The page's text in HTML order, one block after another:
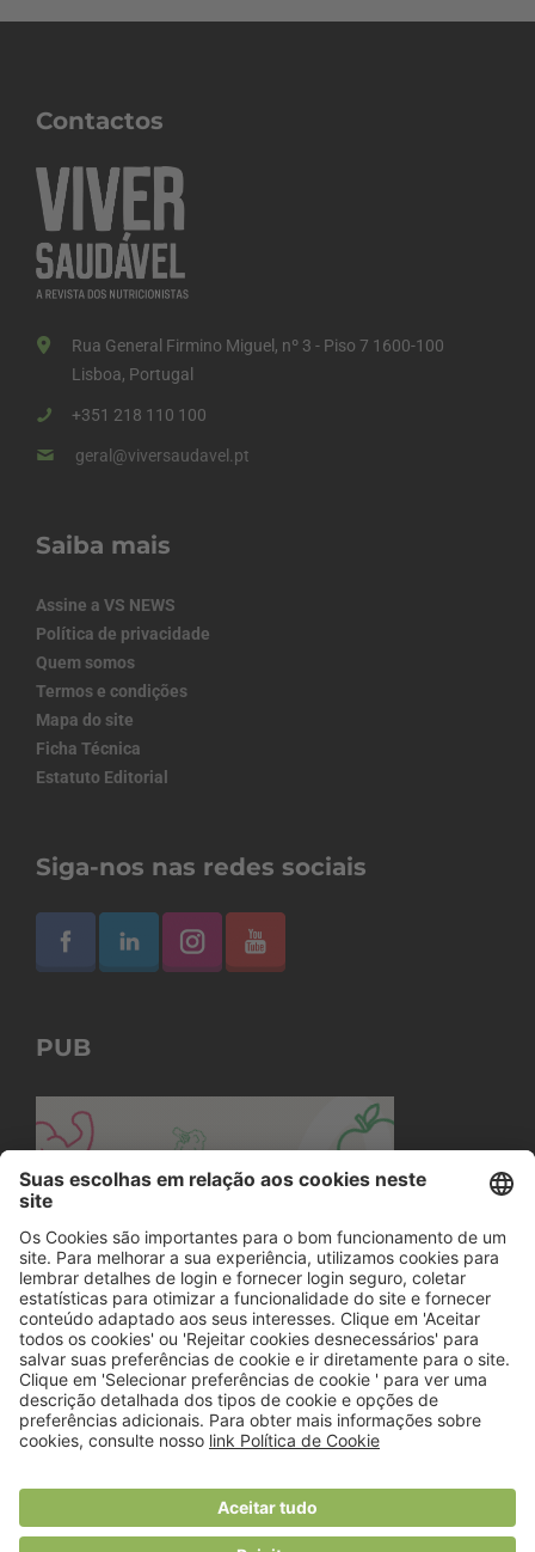
Contactos
Rua General Firmino Miguel, nº 3 - Piso 7 1600-100
Lisboa, Portugal
+351 218 110 100
geral@viversaudavel.pt
Saiba mais
Assine a VS NEWS
Política de privacidade
Quem somos
Termos e condições
Mapa do site
Ficha Técnica
Estatuto Editorial
Siga-nos nas redes sociais
PUB
© 2018 Viver Saudável